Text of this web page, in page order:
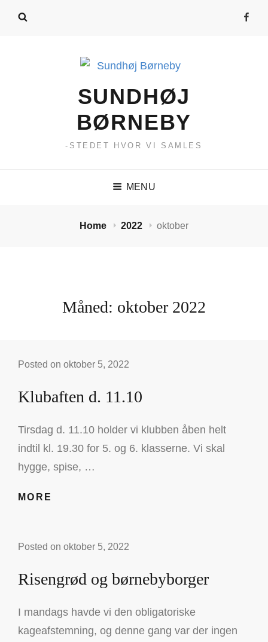
Følg
SUNDHØJ
BØRNEBY
-STEDET HVOR VI SAMLES
MENU
Home 2022 oktober
Måned: oktober 2022
Posted on oktober 5, 2022
Klubaften d. 11.10
Tirsdag d. 11.10 holder vi klubben åben helt
indtil kl. 19.30 for 5. og 6. klasserne. Vi skal
hygge, spise, …
MORE
Posted on oktober 5, 2022
Risengrød og børnebyborger
I mandags havde vi den obligatoriske
kageafstemning, og denne gang var der ingen